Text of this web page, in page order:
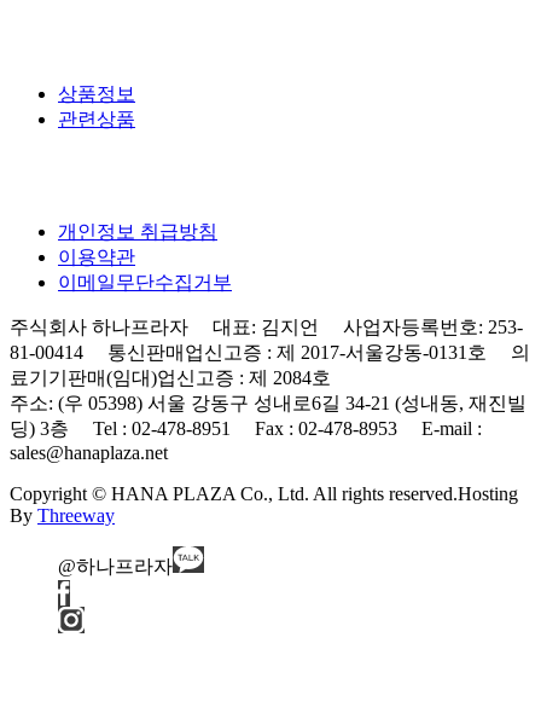
상품정보
관련상품
개인정보 취급방침
이용약관
이메일무단수집거부
주식회사 하나프라자 대표: 김지언 사업자등록번호: 253-
81-00414 통신판매업신고증 : 제 2017-서울강동-0131호 의
료기기판매(임대)업신고증 : 제 2084호
주소: (우 05398) 서울 강동구 성내로6길 34-21 (성내동, 재진빌
딩) 3층 Tel : 02-478-8951 Fax : 02-478-8953 E-mail :
sales@hanaplaza.net
Copyright © HANA PLAZA Co., Ltd. All rights reserved.Hosting
By Threeway
@하나프라자